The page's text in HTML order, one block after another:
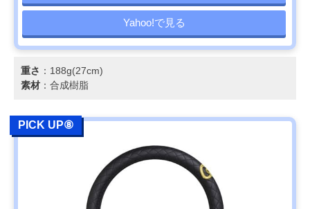
Yahoo!で見る
重さ ：188g(27cm)
素材 ：合成樹脂
PICK UP⑧